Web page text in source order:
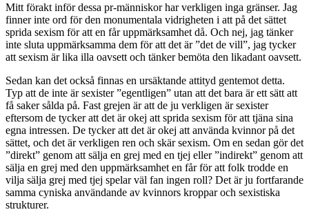
Mitt förakt inför dessa pr-människor har verkligen inga gränser. Jag
finner inte ord för den monumentala vidrigheten i att på det sättet
sprida sexism för att en får uppmärksamhet då. Och nej, jag tänker
inte sluta uppmärksamma dem för att det är ”det de vill”, jag tycker
att sexism är lika illa oavsett och tänker bemöta den likadant oavsett.
Sedan kan det också finnas en ursäktande attityd gentemot detta.
Typ att de inte är sexister ”egentligen” utan att det bara är ett sätt att
få saker sålda på. Fast grejen är att de ju verkligen är sexister
eftersom de tycker att det är okej att sprida sexism för att tjäna sina
egna intressen. De tycker att det är okej att använda kvinnor på det
sättet, och det är verkligen ren och skär sexism. Om en sedan gör det
”direkt” genom att sälja en grej med en tjej eller ”indirekt” genom att
sälja en grej med den uppmärksamhet en får för att folk trodde en
vilja sälja grej med tjej spelar väl fan ingen roll? Det är ju fortfarande
samma cyniska användande av kvinnors kroppar och sexistiska
strukturer.